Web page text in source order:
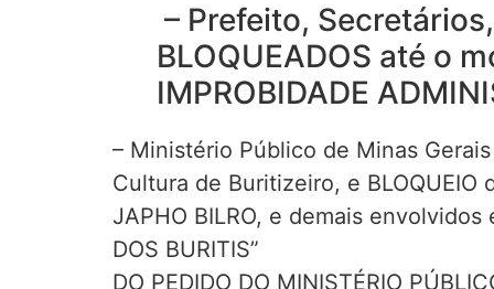
– Prefeito,
BLOQUEADOS até o
IMPROBIDADE
– Ministério Público de Minas
Cultura de Buritizeiro, e
JAPHO BILRO, e demais
DOS BURITIS”
DO PEDIDO DO MINISTÉRIO